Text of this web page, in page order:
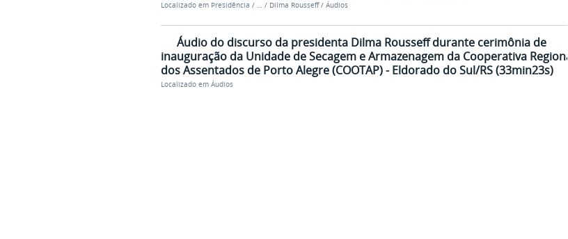
Localizado em Presidência / … / Dilma Rousseff / Áudios
Áudio do discurso da presidenta Dilma Rousseff durante cerimônia de
inauguração da Unidade de Secagem e Armazenagem da Cooperativa Regional
dos Assentados de Porto Alegre (COOTAP) - Eldorado do Sul/RS (33min23s)
Localizado em Áudios